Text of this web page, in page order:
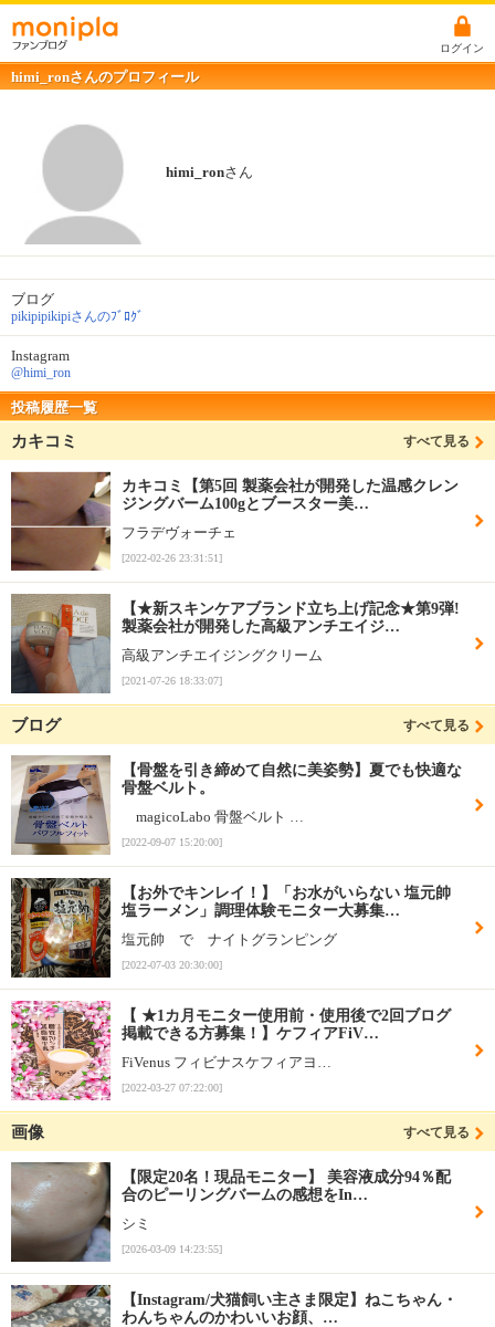
ログイン
himi_ronさんのプロフィール
himi_ronさん
ブログ
pikipipikipiさんのﾌﾞﾛｸﾞ
Instagram
@himi_ron
投稿履歴一覧
カキコミ すべて見る
カキコミ【第5回 製薬会社が開発した温感クレン
ジングバーム100gとブースター美…
フラデヴォーチェ
[2022-02-26 23:31:51]
【★新スキンケアブランド立ち上げ記念★第9弾!
製薬会社が開発した高級アンチエイジ…
高級アンチエイジングクリーム
[2021-07-26 18:33:07]
ブログ すべて見る
【骨盤を引き締めて自然に美姿勢】夏でも快適な
骨盤ベルト。
magicoLabo 骨盤ベルト …
[2022-09-07 15:20:00]
【お外でキンレイ！】「お水がいらない 塩元帥
塩ラーメン」調理体験モニター大募集…
塩元帥 で ナイトグランピング
[2022-07-03 20:30:00]
【 ★1カ月モニター使用前・使用後で2回ブログ
掲載できる方募集！】ケフィアFiV…
FiVenus フィビナスケフィアヨ…
[2022-03-27 07:22:00]
画像 すべて見る
【限定20名！現品モニター】 美容液成分94％配
合のピーリングバームの感想をIn…
シミ
[2026-03-09 14:23:55]
【Instagram/犬猫飼い主さま限定】ねこちゃん・
わんちゃんのかわいいお顔、…